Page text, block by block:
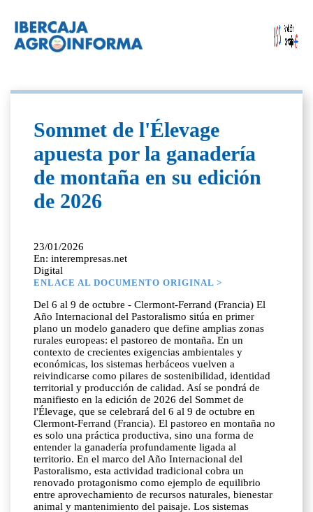
Sommet de l'Élevage
apuesta por la ganadería
de montaña en su edición
de 2026
23/01/2026
En: interempresas.net
Digital
ENLACE AL DOCUMENTO ORIGINAL >
Del 6 al 9 de octubre - Clermont-Ferrand (Francia) El
Año Internacional del Pastoralismo sitúa en primer
plano un modelo ganadero que define amplias zonas
rurales europeas: el pastoreo de montaña. En un
contexto de crecientes exigencias ambientales y
económicas, los sistemas herbáceos vuelven a
reivindicarse como pilares de sostenibilidad, identidad
territorial y producción de calidad. Así se pondrá de
manifiesto en la edición de 2026 del Sommet de
l'Élevage, que se celebrará del 6 al 9 de octubre en
Clermont-Ferrand (Francia). El pastoreo en montaña no
es solo una práctica productiva, sino una forma de
entender la ganadería profundamente ligada al
territorio. En el marco del Año Internacional del
Pastoralismo, esta actividad tradicional cobra un
renovado protagonismo como ejemplo de equilibrio
entre aprovechamiento de recursos naturales, bienestar
animal y mantenimiento del paisaje. Los sistemas